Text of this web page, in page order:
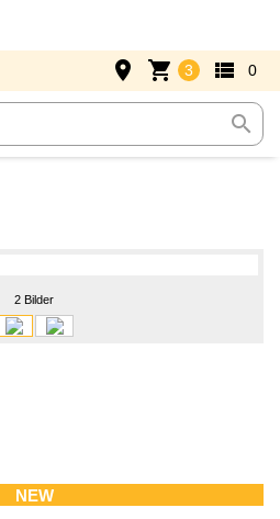
search
place shopping_cart 3 view_list 0
2 Bilder
NEW